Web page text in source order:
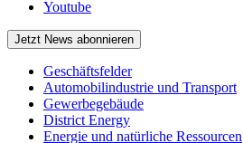
Youtube
Jetzt News abonnieren
Geschäftsfelder
Automobilindustrie und Transport
Gewerbegebäude
District Energy
Energie und natürliche Ressourcen